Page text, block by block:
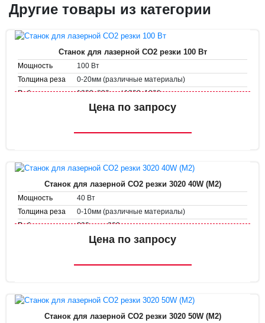
Другие товары из категории
Станок для лазерной CO2 резки 100 Вт
Мощность
100 Вт
Толщина реза
0-20мм (различные материалы)
Рабочее поле
1000х800мм / 1300х1000мм
1-1000 мм/с
Цена по запросу
Станок для лазерной CO2 резки 3020 40W (M2)
Мощность
40 Вт
Толщина реза
0-10мм (различные материалы)
Рабочее поле
300 мм х 200 мм
1-500 мм/с
Цена по запросу
Станок для лазерной CO2 резки 3020 50W (M2)